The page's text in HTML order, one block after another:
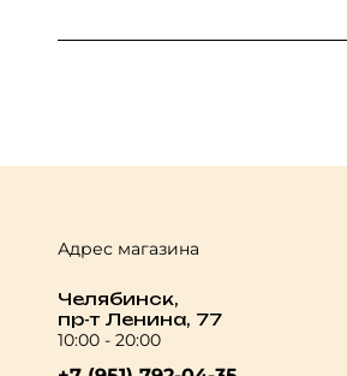
Адрес магазина
Челябинск,
пр-т Ленина, 77
10:00 - 20:00